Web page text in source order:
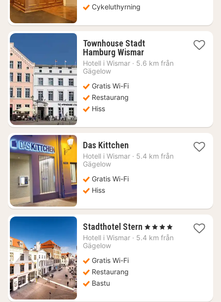
Cykeluthyrning
Townhouse Stadt
Hamburg Wismar1
natt
Hotell i Wismar · 5.6 km från
Gägelow
Gratis Wi-Fi
Restaurang
Hiss
Das Kittchen1
natt
kr.
Hotell i Wismar · 5.4 km från
Gägelow
Gratis Wi-Fi
Hiss
Stadthotel Stern 1
natt
, 4 Stjärnor
Hotell i Wismar · 5.4 km från
Gägelow
Gratis Wi-Fi
Restaurang
Bastu